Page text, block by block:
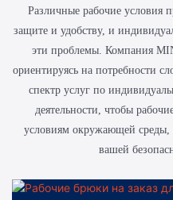
например, в сфере
безопасности,
логистики, авторемонта,
ландшафтного дизайна
и инспекции
недвижимости. Их
можно
персонализировать
они идеально подходят
Различные рабочие условия
защите и удобству, и
эти проблемы. Компания
ориентируясь на потребности
спектр услуг по
деятельности, чтобы
условиям окружающей среды,
вашей